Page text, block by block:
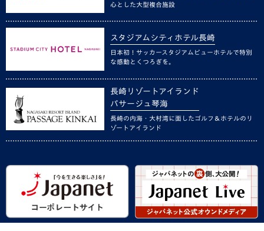
心とした大型複合施設
スタジアムシティホテル長崎
日本初！サッカースタジアムビューホテルで特別
な感動とくつろぎを。
長崎リゾートアイランド
パサージュ琴海
長崎の内海・大村湾に面したゴルフ＆ホテルのリ
ゾートアイランド